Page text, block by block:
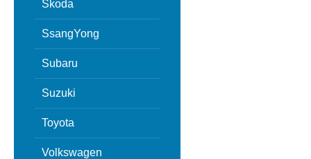
Skoda
SsangYong
Subaru
Suzuki
Toyota
Volkswagen